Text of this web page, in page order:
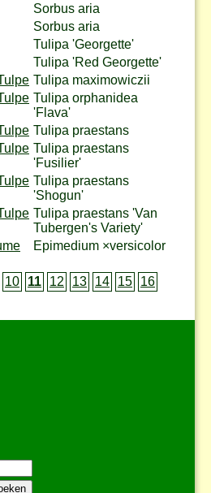
Sorbus aria
Sorbus aria
Tulipa 'Georgette'
Tulipa 'Red Georgette'
Tulipa maximowiczii
Tulipa orphanidea
'Flava'
Tulipa praestans
Tulipa praestans
'Fusilier'
Tulipa praestans
'Shogun'
Tulipa praestans 'Van
Tubergen's Variety'
Epimedium ×versicolor
10 11 12 13 14 15
16